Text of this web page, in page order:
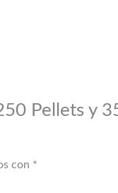
Pellets y
con *